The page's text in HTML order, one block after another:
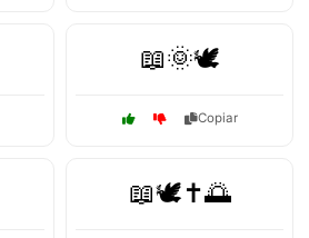
📖🌞🕊️
Copiar
📖🕊️✝️🌅